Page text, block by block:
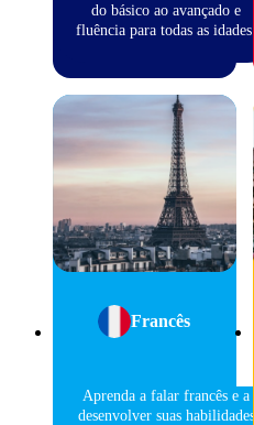
do básico ao avançado e
fluência para todas as idades.
Francês
Aprenda a falar francês e a
desenvolver suas habilidades